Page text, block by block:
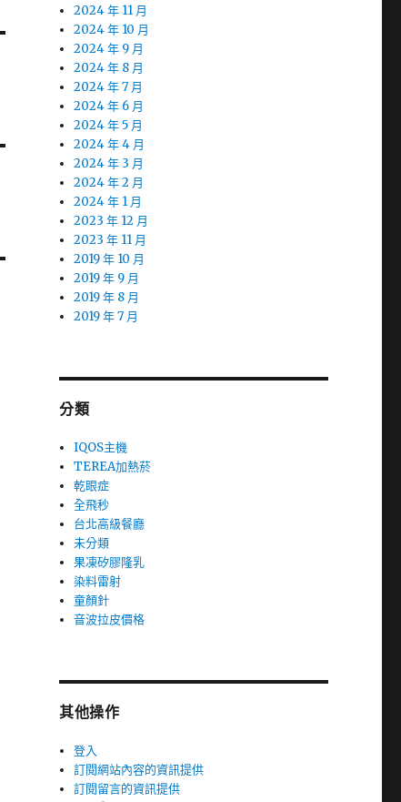
2024 年 11 月
2024 年 10 月
2024 年 9 月
2024 年 8 月
2024 年 7 月
2024 年 6 月
2024 年 5 月
2024 年 4 月
2024 年 3 月
2024 年 2 月
2024 年 1 月
2023 年 12 月
2023 年 11 月
2019 年 10 月
2019 年 9 月
2019 年 8 月
2019 年 7 月
分類
IQOS主機
TEREA加熱菸
乾眼症
全飛秒
台北高級餐廳
未分類
果凍矽膠隆乳
染料雷射
童顏針
音波拉皮價格
其他操作
登入
訂閱網站內容的資訊提供
訂閱留言的資訊提供